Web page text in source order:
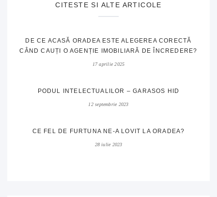
CITESTE SI ALTE ARTICOLE
DE CE ACASĂ ORADEA ESTE ALEGEREA CORECTĂ
CÂND CAUȚI O AGENȚIE IMOBILIARĂ DE ÎNCREDERE?
17 aprilie 2025
PODUL INTELECTUALILOR – GARASOS HID
12 septembrie 2023
CE FEL DE FURTUNA NE-A LOVIT LA ORADEA?
28 iulie 2023